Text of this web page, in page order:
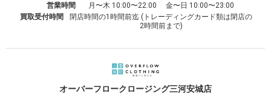
営業時間
月〜木 10:00〜22:00 金〜日 10:00〜23:00
買取受付時間
閉店時間の1時間前迄 (トレーディングカード類は閉店の
2時間前まで)
オーバーフロークロージング三河安城店